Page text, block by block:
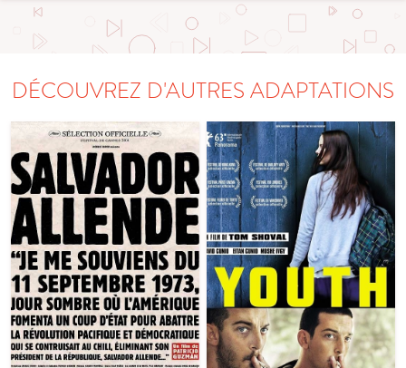
DÉCOUVREZ D'AUTRES ADAPTATIONS